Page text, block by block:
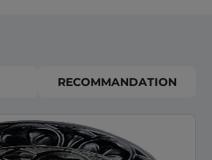
RECOMMANDATION